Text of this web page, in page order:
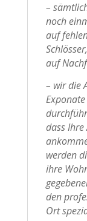
–
noch
auf
auf
– wir die
dass
werden
ihre
den
Ort